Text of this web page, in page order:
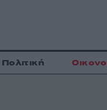
Πολιτική